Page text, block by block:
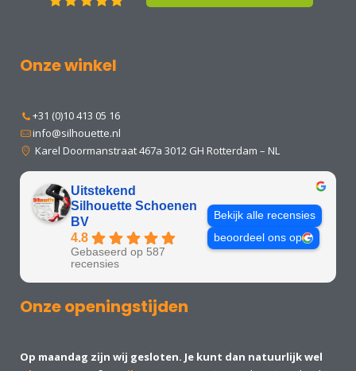
Onze winkel
+31 (0)10 413 05 16
info@silhouette.nl
Karel Doormanstraat 467a 3012 GH Rotterdam – NL
Uitstekend
Silhouette Schoenen
BV
4.8
Gebaseerd op 587
recensies
Bekijk alle recensies
beoordeel ons op
Onze openingstijden
Op maandag zijn wij gesloten. Je kunt dan natuurlijk wel